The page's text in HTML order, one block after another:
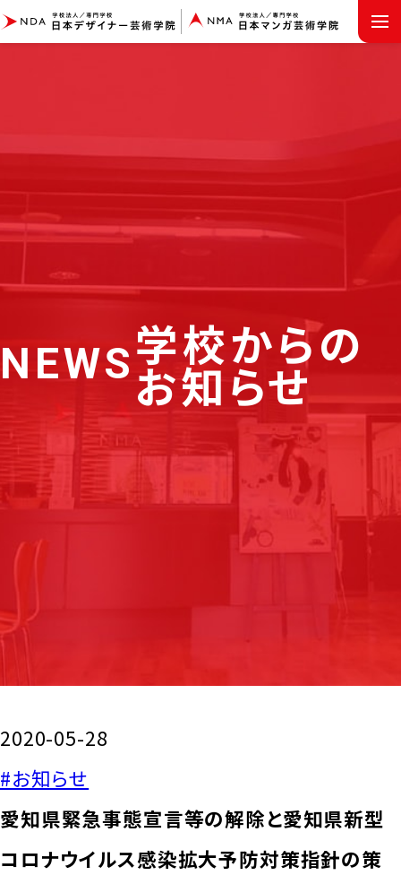
NEWS学校からの
お知らせ
2020-05-28
#お知らせ
愛知県緊急事態宣言等の解除と愛知県新型
コロナウイルス感染拡大予防対策指針の策